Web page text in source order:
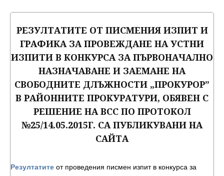
РЕЗУЛТАТИТЕ ОТ ПИСМЕНИЯ ИЗПИТ И
ГРАФИКА ЗА ПРОВЕЖДАНЕ НА УСТНИ
ИЗПИТИ В КОНКУРСА ЗА ПЪРВОНАЧАЛНО
НАЗНАЧАВАНЕ И ЗАЕМАНЕ НА
СВОБОДНИТЕ ДЛЪЖНОСТИ „ПРОКУРОР”
В РАЙОННИТЕ ПРОКУРАТУРИ, ОБЯВЕН С
РЕШЕНИЕ НА ВСС ПО ПРОТОКОЛ
№25/14.05.2015Г. СА ПУБЛИКУВАНИ НА
САЙТА
Резултатите от проведения писмен изпит в конкурса за